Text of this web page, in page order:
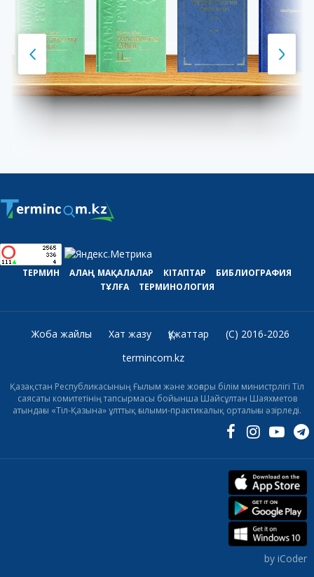
ТЕРМИН АЛАҢ МАҚАЛАЛАР КІТАПТАР
БИБЛИОГРАФИЯ
ТҰЛҒА
ТЕРМИНОЛОГИЯ
Жоба жайлы Хат жазу Құжаттар
(C) 2016-2026
termincom.kz
Қазақстан Республикасының Ғылым және жоғары білім министрлігі Тіл
саясаты комитетінің тапсырмасы бойынша Шайсұлтан Шаяхметов
атындағы «Тіл-Қазына» ұлттық ғылыми-практикалық орталығы әзірледі.
by iCoder